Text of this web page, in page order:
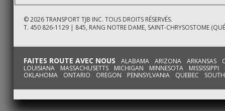
© 2026 TRANSPORT TJB INC. TOUS DROITS RÉSERVÉS.
T. 450 826-1129 | 845, RANG NOTRE DAME, SAINT-CHRYSOSTOME
FAITES ROUTE AVEC NOUS ALABAMA ARIZONA ARKANSAS
LOUISIANA MASSACHUSETTS MICHIGAN MINNESOTA
OKLAHOMA ONTARIO OREGON PENNSYLVANIA QUEBEC